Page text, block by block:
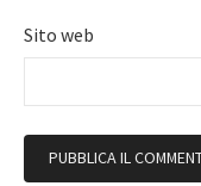
Sito web